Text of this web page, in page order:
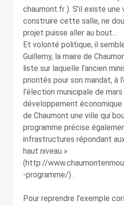
chaumont.fr ). S’il existe
construire cette salle, ne
projet puisse aller au bout…
Et volonté politique, il
Guillemy, la maire de
liste sur laquelle l’ancien
priorités pour son mandat, à
l’élection municipale de
développement
de Chaumont une ville qui
programme précise
infrastructures répondant
haut niveau »
(http://
-programme/) .
Pour reprendre l’exemple